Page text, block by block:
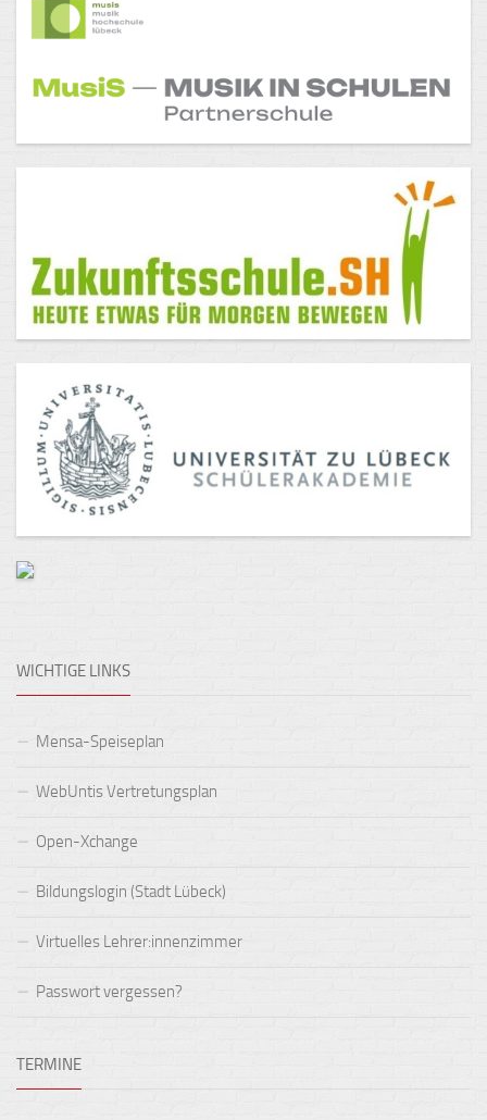
WICHTIGE LINKS
Mensa-Speiseplan
WebUntis Vertretungsplan
Open-Xchange
Bildungslogin (Stadt Lübeck)
Virtuelles Lehrer:innenzimmer
Passwort vergessen?
TERMINE